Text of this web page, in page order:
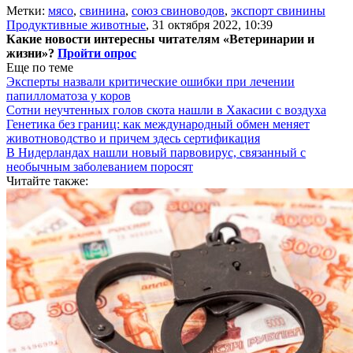
Метки: мясо, свинина, союз свиноводов, экспорт свинины
Продуктивные животные, 31 октября 2022, 10:39
Какие новости интересны читателям «Ветеринарии и
жизни»? Пройти опрос
Еще по теме
Эксперты назвали критические ошибки при лечении
папилломатоза у коров
Сотни неучтенных голов скота нашли в Хакасии с воздуха
Генетика без границ: как международный обмен меняет
животноводство и причем здесь сертификация
В Нидерландах нашли новый парвовирус, связанный с
необычным заболеванием поросят
Читайте также: